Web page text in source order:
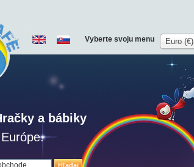
Hľadaj
a bábiky
Vyberte svoju menu Euro (€)